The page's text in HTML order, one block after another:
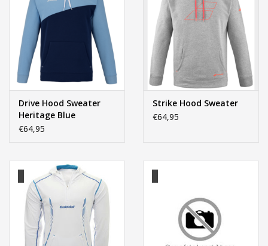
Drive Hood Sweater
Heritage Blue
€64,95
Strike Hood Sweater
€64,95